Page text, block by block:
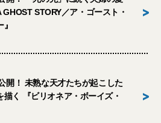
GHOST STORY／ア・ゴースト・
>
開！ 未熟な天才たちが起こした
描く 『ビリオネア・ボーイズ・
>